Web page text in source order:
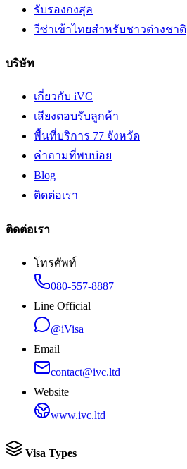
รับรองกงสุล
วีซ่าเข้าไทยสำหรับชาวต่างชาติ
บริษัท
เกี่ยวกับ iVC
เสียงตอบรับลูกค้า
พื้นที่บริการ 77 จังหวัด
คำถามที่พบบ่อย
Blog
ติดต่อเรา
ติดต่อเรา
โทรศัพท์
080-557-8887
Line Official
@iVisa
Email
contact@ivc.ltd
Website
www.ivc.ltd
Visa Types